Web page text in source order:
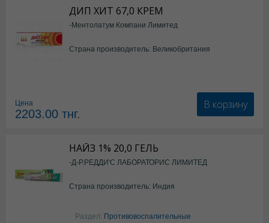
ДИП ХИТ 67,0 КРЕМ
-Ментолатум Компани Лимитед
Страна производитель: Великобритания
Цена
2203.00 тнг.
В корзину
НАЙЗ 1% 20,0 ГЕЛЬ
-Д-Р.РЕДДИ'С ЛАБОРАТОРИС ЛИМИТЕД
Страна производитель: Индия
Раздел: Противовоспалительные